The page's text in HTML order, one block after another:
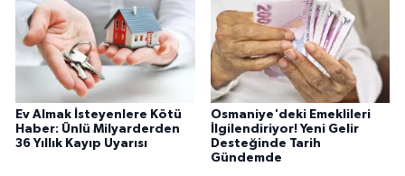
Ev Almak İsteyenlere Kötü
Haber: Ünlü Milyarderden
36 Yıllık Kayıp Uyarısı
Osmaniye'deki Emeklileri
İlgilendiriyor! Yeni Gelir
Desteğinde Tarih
Gündemde